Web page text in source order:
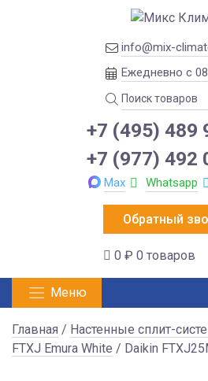
info@mix-
Ежедневно с
+7 (495) 489
+7 (977) 492
Max Whatsapp
Обратный
0 ₽ 0 товаров
Меню
Главная / Настенные сплит-
FTXJ Emura White / Daikin